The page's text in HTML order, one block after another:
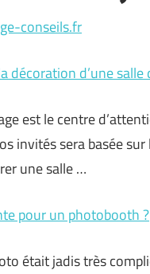
conseils.fr
décoration d’une salle
est le centre
invités sera basée
une salle …
pour un photobooth ?
était jadis très